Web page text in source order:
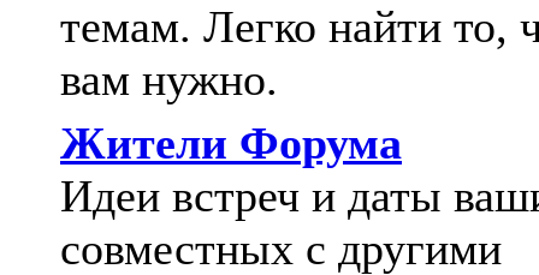
темам. Легко найти то,
вам нужно.
Жители Форума
Идеи встреч и даты
совместных с другими